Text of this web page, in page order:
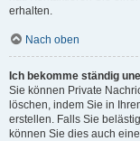
erhalten.
Nach oben
Ich bekomme ständig
Sie können Private
löschen, indem Sie in
erstellen. Falls Sie
können Sie dies auch